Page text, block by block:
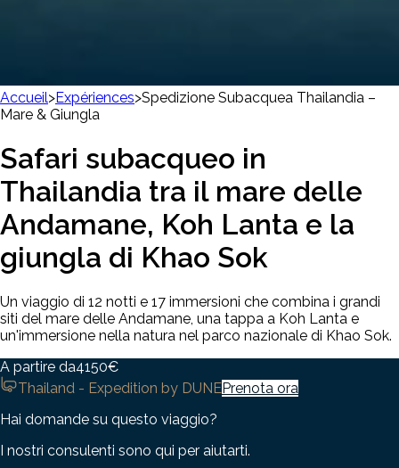
Accueil>Expériences>Spedizione Subacquea Thailandia –
Mare & Giungla
Safari subacqueo in
Thailandia tra il mare delle
Andamane, Koh Lanta e la
giungla di Khao Sok
Un viaggio di 12 notti e 17 immersioni che combina i grandi
siti del mare delle Andamane, una tappa a Koh Lanta e
un'immersione nella natura nel parco nazionale di Khao Sok.
A partire da4150€
Thailand - Expedition by DUNEPrenota ora
Hai domande su questo viaggio?
I nostri consulenti sono qui per aiutarti.